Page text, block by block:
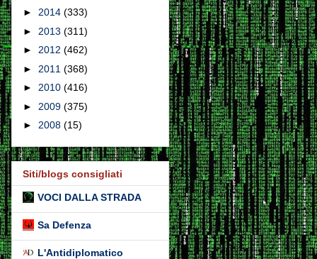
► 2014 (333)
► 2013 (311)
► 2012 (462)
► 2011 (368)
► 2010 (416)
► 2009 (375)
► 2008 (15)
Siti/blogs consigliati
VOCI DALLA STRADA
Sa Defenza
L'Antidiplomatico